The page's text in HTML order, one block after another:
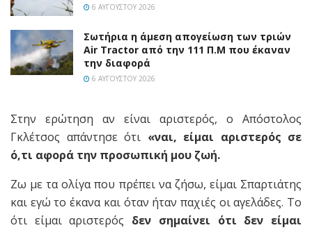
6 ΑΥΓΟΎΣΤΟΥ 2026
Σωτήρια η άμεση απογείωση των τριών
Air Tractor από την 111 Π.M που έκαναν
την διαφορά
6 ΑΥΓΟΎΣΤΟΥ 2026
Στην ερώτηση αν είναι αριστερός, ο Απόστολος
Γκλέτσος απάντησε ότι «ναι, είμαι αριστερός σε
ό,τι αφορά την προσωπική μου ζωή.
Ζω με τα ολίγα που πρέπει να ζήσω, είμαι Σπαρτιάτης
και εγώ το έκανα και όταν ήταν παχιές οι αγελάδες. Το
ότι είμαι αριστερός δεν σημαίνει ότι δεν είμαι